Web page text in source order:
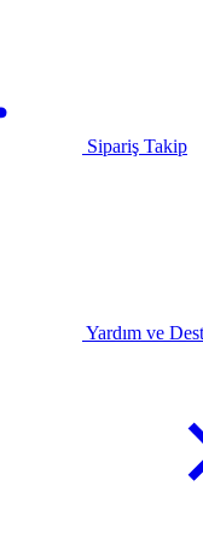
Sipariş Takip
Yardım ve